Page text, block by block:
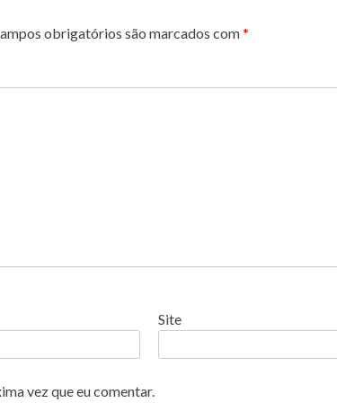
obrigatórios são marcados com*
Site
vez que eu comentar.